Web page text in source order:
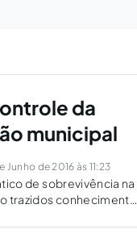
da
municipal
de 2016 às 11:23
de sobrevivência na
trazidos conhecimentos
prefeitos para blindar a